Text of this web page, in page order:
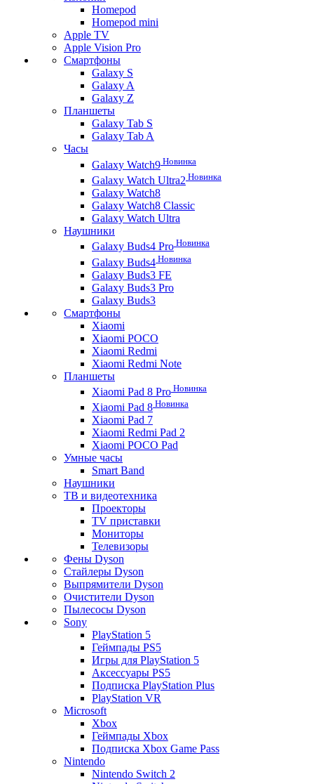
Homepod
Homepod mini
Apple TV
Apple Vision Pro
Смартфоны
Galaxy S
Galaxy A
Galaxy Z
Планшеты
Galaxy Tab S
Galaxy Tab A
Часы
Galaxy Watch9 Новинка
Galaxy Watch Ultra2 Новинка
Galaxy Watch8
Galaxy Watch8 Classic
Galaxy Watch Ultra
Наушники
Galaxy Buds4 Pro Новинка
Galaxy Buds4 Новинка
Galaxy Buds3 FE
Galaxy Buds3 Pro
Galaxy Buds3
Смартфоны
Xiaomi
Xiaomi POCO
Xiaomi Redmi
Xiaomi Redmi Note
Планшеты
Xiaomi Pad 8 Pro Новинка
Xiaomi Pad 8 Новинка
Xiaomi Pad 7
Xiaomi Redmi Pad 2
Xiaomi POCO Pad
Умные часы
Smart Band
Наушники
ТВ и видеотехника
Проекторы
TV приставки
Мониторы
Телевизоры
Фены Dyson
Стайлеры Dyson
Выпрямители Dyson
Очистители Dyson
Пылесосы Dyson
Sony
PlayStation 5
Геймпады PS5
Игры для PlayStation 5
Аксессуары PS5
Подписка PlayStation Plus
PlayStation VR
Microsoft
Xbox
Геймпады Xbox
Подписка Xbox Game Pass
Nintendo
Nintendo Switch 2